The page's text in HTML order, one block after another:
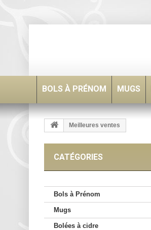
BOLS À PRÉNOM MUGS
Meilleures ventes
CATÉGORIES
Bols à Prénom
Mugs
Bolées à cidre